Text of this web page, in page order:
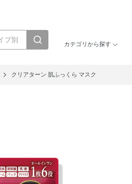
カテゴリから探す
クリアターン 肌ふっくら マスク